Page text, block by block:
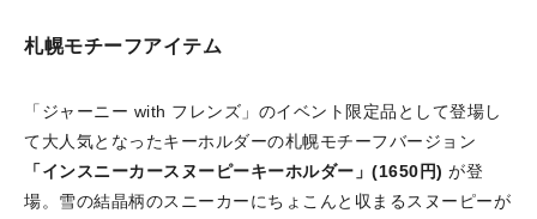
札幌モチーフアイテム
「ジャーニー with フレンズ」のイベント限定品として登場し
て大人気となったキーホルダーの札幌モチーフバージョン
「インスニーカースヌーピーキーホルダー」(1650円) が登
場。雪の結晶柄のスニーカーにちょこんと収まるスヌーピーが